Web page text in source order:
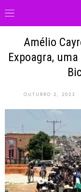
Amélio
Expoagra,
OUTUBRO 2, 2023